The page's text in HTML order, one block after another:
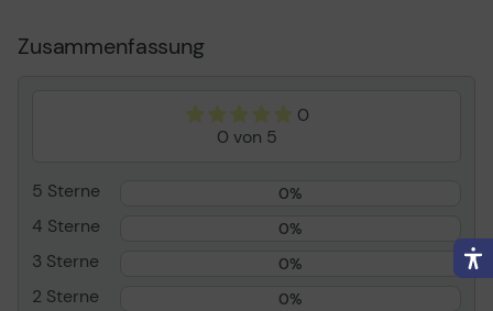
Das Audio-Streaming am Jabra LINK 860 reduziert
auf Stummschaltung, Anrufbeendung und
Lautstärketasten geben Sie Ihren Mitarbeitern Kontrolle
weltweiten Gehörschutzrichtlinien auch bei Ihren
Mitarbeitern Berücksichtigung finden.
Allgemein
Telefon
Handset Headset
Verschiedenes
Zusammenfassung
0
0 von 5
5 Sterne 0%
4 Sterne 0%
3 Sterne 0%
2 Sterne 0%